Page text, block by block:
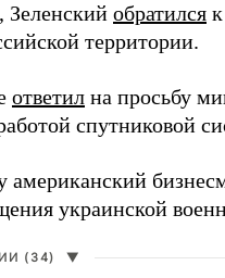
обратился
территории.
ответил на просьбу
спутниковой
американский
украинской
(34) ▼